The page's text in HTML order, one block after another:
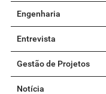
Engenharia
Entrevista
Gestão de Projetos
Notícia